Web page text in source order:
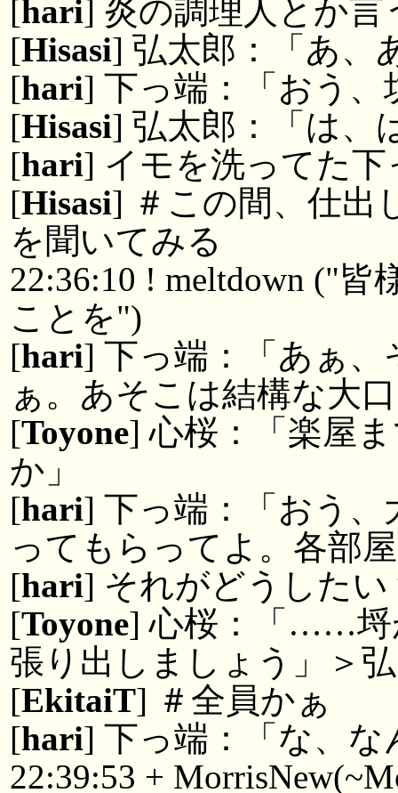
[hari] 炎の調理人とか言
[Hisasi] 弘太郎：「あ、
[hari] 下っ端：「おう
[Hisasi] 弘太郎：「は、
[hari] イモを洗ってた下
[Hisasi] ＃この間、仕出
を聞いてみる
22:36:10 ! meltdown ("
ことを")
[hari] 下っ端：「あぁ
ぁ。あそこは結構な大
[Toyone] 心桜：「楽屋
か」
[hari] 下っ端：「おう
ってもらってよ。各部
[hari] それがどうしたい
[Toyone] 心桜：「……埒
張り出しましょう」＞
[EkitaiT] ＃全員かぁ
[hari] 下っ端：「な、な
22:39:53 +